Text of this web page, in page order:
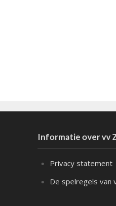
Informatie over vv
Privacy statement
De spelregels van